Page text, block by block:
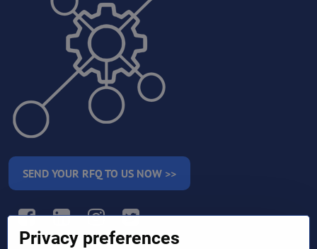
SEND YOUR RFQ TO US NOW >>
Privacy preferences